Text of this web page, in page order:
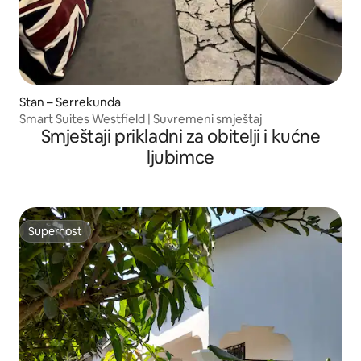
Stan – Serrekunda
Smart Suites Westfield | Suvremeni smještaj
Smještaji prikladni za obitelji i kućne
ljubimce
Superhost
Superhost